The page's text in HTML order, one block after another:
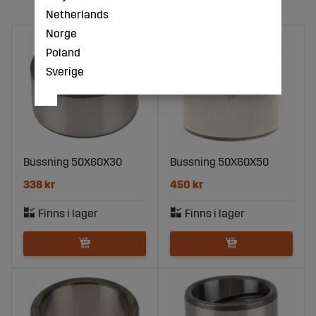
Bussning 50X60X30
338 kr
Bussning 50X60X50
450 kr
Netherlands
Norge
Poland
Sverige